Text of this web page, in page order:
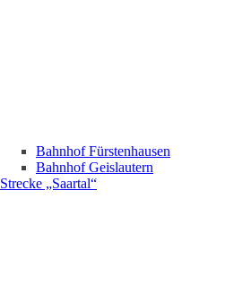
Bahnhof Fürstenhausen
Bahnhof Geislautern
Strecke „Saartal“